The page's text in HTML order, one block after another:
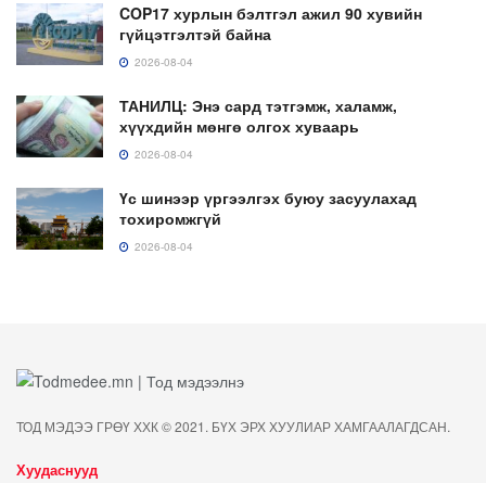
COP17 хурлын бэлтгэл ажил 90 хувийн
гүйцэтгэлтэй байна
2026-08-04
ТАНИЛЦ: Энэ сард тэтгэмж, халамж,
хүүхдийн мөнгө олгох хуваарь
2026-08-04
Үс шинээр үргээлгэх буюу засуулахад
тохиромжгүй
2026-08-04
ТОД МЭДЭЭ ГРӨҮ ХХК © 2021. БҮХ ЭРХ ХУУЛИАР ХАМГААЛАГДСАН.
Хуудаснууд